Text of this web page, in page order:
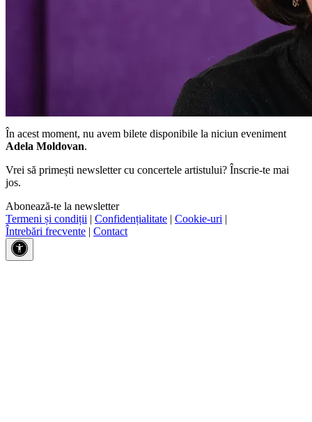
În acest moment, nu avem bilete disponibile la niciun eveniment
Adela Moldovan.
Vrei să primești newsletter cu concertele artistului? Înscrie-te mai
jos.
Abonează-te la newsletter
Termeni și condiții | Confidențialitate | Cookie-uri |
Întrebări frecvente | Contact